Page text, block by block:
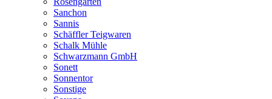
Sanchon
Sannis
Schäffler Teigwaren
Schalk Mühle
Schwarzmann GmbH
Sonett
Sonnentor
Sonstige